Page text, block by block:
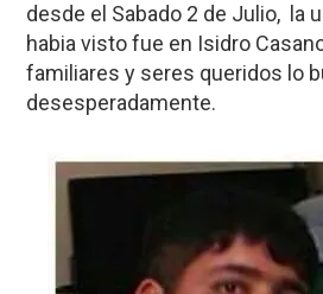
desde el Sabado 2 de Julio, la
habia visto fue en Isidro
familiares y seres queridos lo
desesperadamente.